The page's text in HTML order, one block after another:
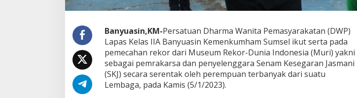
u
P
e
m
c
a
h
Banyuasin,KM-Persatuan Dharma Wanita Pemasyarakatan (DWP)
Lapas Kelas IIA Banyuasin Kemenkumham Sumsel ikut serta pada
pemecahan rekor dari Museum Rekor-Dunia Indonesia (Muri) yakni
sebagai pemrakarsa dan penyelenggara Senam Kesegaran Jasmani
(SKJ) secara serentak oleh perempuan terbanyak dari suatu
Lembaga, pada Kamis (5/1/2023).